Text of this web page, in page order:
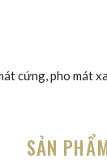
cứng, pho mát
SẢN